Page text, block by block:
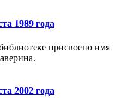
1989 года
присвоено имя
2002 года